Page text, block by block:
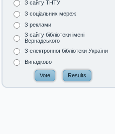
З сайту ТНТУ
З соціальних мереж
З реклами
З сайту бібліотеки імені
Вернадського
З електронної бібліотеки України
Випадково